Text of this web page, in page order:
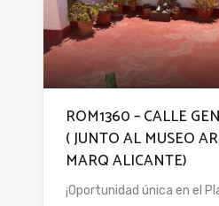
ROM1360 – CALLE
( JUNTO AL MUSEO
MARQ ALICANTE)
¡Oportunidad única en el